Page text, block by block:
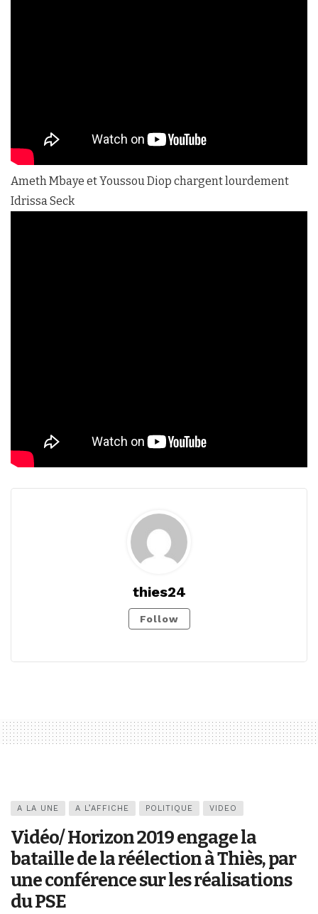
Ameth Mbaye et Youssou Diop chargent lourdement
Idrissa Seck
thies24
Follow
A LA UNE A L’AFFICHE POLITIQUE VIDEO
Vidéo/ Horizon 2019 engage la
bataille de la réélection à Thiès, par
une conférence sur les réalisations
du PSE